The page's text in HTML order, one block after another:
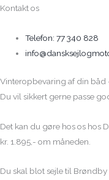
Kontakt os
Telefon: 77 340 828
Vinteropbevaring af din båd
Du vil sikkert gerne passe
Det kan du gøre hos os hos
kr. 1.895,- om måneden.
Du skal blot sejle til